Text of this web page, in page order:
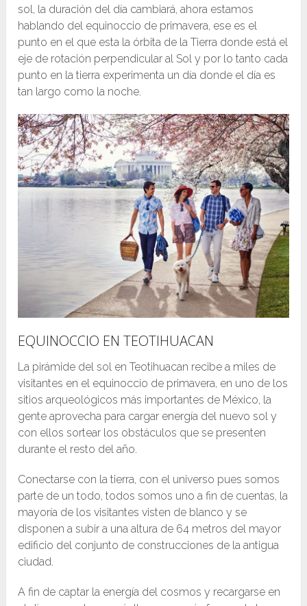
sol, la duración del día cambiará, ahora estamos
hablando del equinoccio de primavera, ese es el
punto en el que esta la órbita de la Tierra donde está el
eje de rotación perpendicular al Sol y por lo tanto cada
punto en la tierra experimenta un día donde el día es
tan largo como la noche.
EQUINOCCIO EN TEOTIHUACAN
La pirámide del sol en Teotihuacan recibe a miles de
visitantes en el equinoccio de primavera, en uno de los
sitios arqueológicos más importantes de México, la
gente aprovecha para cargar energía del nuevo sol y
con ellos sortear los obstáculos que se presenten
durante el resto del año.
Conectarse con la tierra, con el universo pues somos
parte de un todo, todos somos uno a fin de cuentas, la
mayoría de los visitantes visten de blanco y se
disponen a subir a una altura de 64 metros del mayor
edificio del conjunto de construcciones de la antigua
ciudad.
A fin de captar la energía del cosmos y recargarse en